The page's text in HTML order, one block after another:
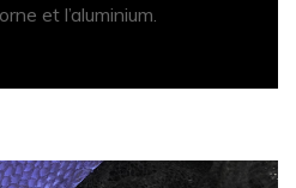
et l’aluminium.